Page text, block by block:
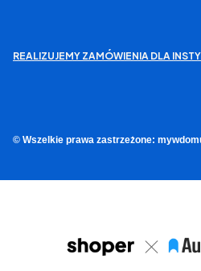
REALIZUJEMY ZAMÓWIENIA DLA
© Wszelkie prawa zastrzeżone: